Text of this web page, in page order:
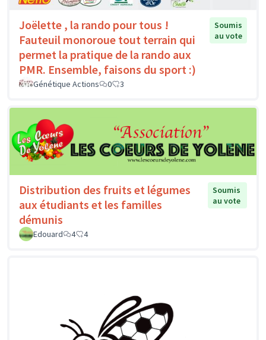
Joëlette , la rando pour tous !
Fauteuil monoroue tout terrain qui
permet la pratique de la rando aux
PMR. Ensemble, faisons du sport :)
Soumis
au vote
Génétique Actions 0 3
Distribution des fruits et légumes
aux étudiants et les familles
démunis
Soumis
au vote
Edouard 4 4